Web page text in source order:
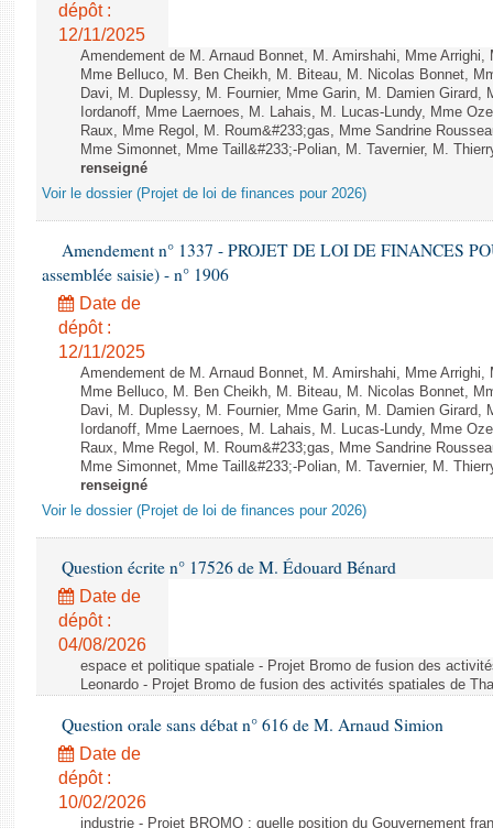
dépôt :
12/11/2025
Amendement de M. Arnaud Bonnet, M. Amirshahi, Mme
Mme Belluco, M. Ben Cheikh, M. Biteau, M. Nicolas Bonnet,
Davi, M. Duplessy, M. Fournier, Mme Garin, M. Damien Girard,
Iordanoff, Mme Laernoes, M. Lahais, M. Lucas-Lundy, Mme
Raux, Mme Regol, M. Roum&#233;gas, Mme Sandrine
Mme Simonnet, Mme Taill&#233;-Polian, M. Tavernier, M.
renseigné
Voir le dossier (Projet de loi de finances pour 2026)
Amendement n° 1337 - PROJET DE LOI DE FINANCES
assemblée saisie) - n° 1906
Date de
dépôt :
12/11/2025
Amendement de M. Arnaud Bonnet, M. Amirshahi, Mme
Mme Belluco, M. Ben Cheikh, M. Biteau, M. Nicolas Bonnet,
Davi, M. Duplessy, M. Fournier, Mme Garin, M. Damien Girard,
Iordanoff, Mme Laernoes, M. Lahais, M. Lucas-Lundy, Mme
Raux, Mme Regol, M. Roum&#233;gas, Mme Sandrine
Mme Simonnet, Mme Taill&#233;-Polian, M. Tavernier, M.
renseigné
Voir le dossier (Projet de loi de finances pour 2026)
Question écrite n° 17526 de M. Édouard Bénard
Date de
dépôt :
04/08/2026
espace et politique spatiale - Projet Bromo de fusion des
Leonardo - Projet Bromo de fusion des activités spatiales de
Question orale sans débat n° 616 de M. Arnaud Simion
Date de
dépôt :
10/02/2026
industrie - Projet BROMO : quelle position du Gouvernement